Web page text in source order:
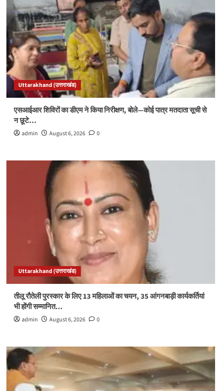
Uttarakhand (उत्तराखंड)
एसआईआर शिविरों का डीएम ने किया निरीक्षण, बोले—कोई पात्र मतदाता सूची से
न छूटे…
admin August 6, 2026 0
Uttarakhand (उत्तराखंड)
तीलू रौतेली पुरस्कार के लिए 13 महिलाओं का चयन, 35 आंगनबाड़ी कार्यकर्तियां
भी होंगी सम्मानित…
admin August 6, 2026 0